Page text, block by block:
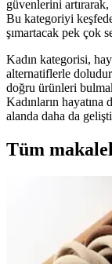
güvenlerini
Bu kategoriyi
şımartacak pek çok
Kadın kategorisi,
alternatiflerle
doğru ürünleri
Kadınların
alanda daha da
Tüm